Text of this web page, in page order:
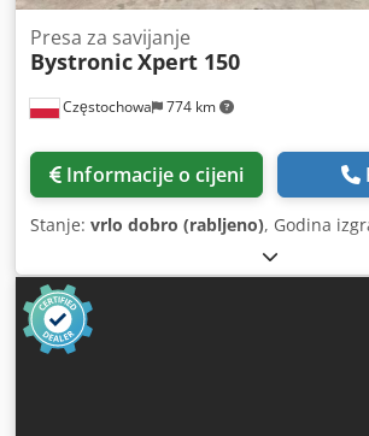
Częstochowa 774 km
Presa za savijanje
BystronicXpert 150
Informacije o cijeni
Stanje: vrlo dobro (rabljeno), Godina